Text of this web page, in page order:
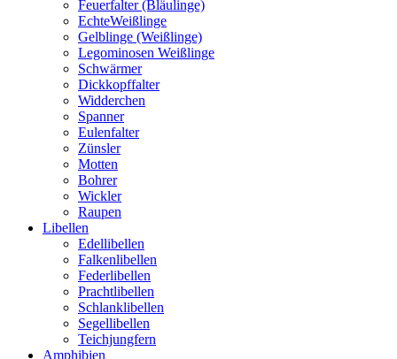
Feuerfalter (Bläulinge)
EchteWeißlinge
Gelblinge (Weißlinge)
Legominosen Weißlinge
Schwärmer
Dickkopffalter
Widderchen
Spanner
Eulenfalter
Zünsler
Motten
Bohrer
Wickler
Raupen
Libellen
Edellibellen
Falkenlibellen
Federlibellen
Prachtlibellen
Schlanklibellen
Segellibellen
Teichjungfern
Amphibien